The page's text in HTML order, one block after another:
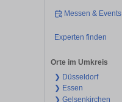
Messen & Events
Experten finden
Orte im Umkreis
❯ Düsseldorf
❯ Essen
❯ Gelsenkirchen